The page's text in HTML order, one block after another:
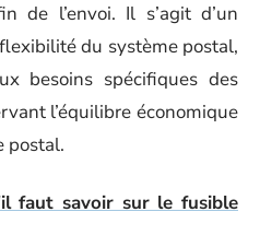
de l’envoi. Il s’agit d’un
du système postal,
besoins spécifiques des
l’équilibre économique
postal.
faut savoir sur le fusible